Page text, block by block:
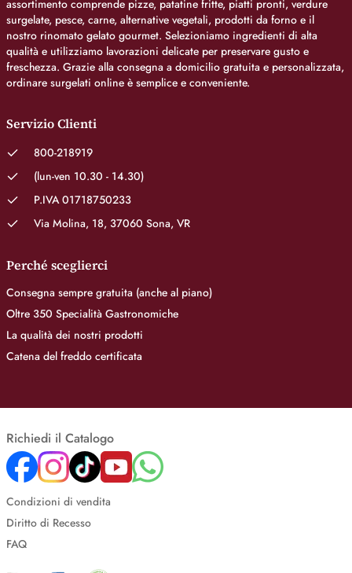
assortimento comprende pizze, patatine fritte, piatti pronti, verdure
surgelate, pesce, carne, alternative vegetali, prodotti da forno e il
nostro rinomato gelato gourmet. Selezioniamo ingredienti di alta
qualità e utilizziamo lavorazioni delicate per preservare gusto e
freschezza. Grazie alla consegna a domicilio gratuita e personalizzata,
ordinare surgelati online è semplice e conveniente.
Servizio Clienti
800-218919
(lun-ven 10.30 - 14.30)
P.IVA 01718750233
Via Molina, 18, 37060 Sona, VR
Perché sceglierci
Consegna sempre gratuita (anche al piano)
Oltre 350 Specialità Gastronomiche
La qualità dei nostri prodotti
Catena del freddo certificata
Richiedi il Catalogo
Condizioni di vendita
Diritto di Recesso
FAQ